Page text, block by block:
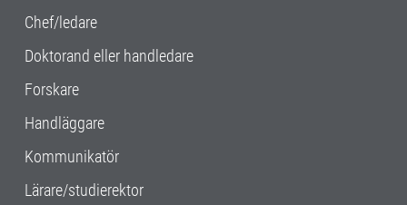
Chef/ledare
Doktorand eller handledare
Forskare
Handläggare
Kommunikatör
Lärare/studierektor